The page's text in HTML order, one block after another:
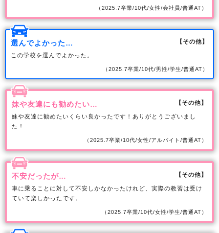
（2025.7卒業/10代/女性/会社員/普通AT）
選んでよかった…
【その他】
この学校を選んでよかった。
（2025.7卒業/10代/男性/学生/普通AT）
妹や友達にも勧めたい…
【その他】
妹や友達に勧めたいくらい良かったです！ありがとうございまし
た！
（2025.7卒業/10代/女性/アルバイト/普通AT）
不安だったが…
【その他】
車に乗ることに対して不安しかなかったけれど、実際の教習は受け
ていて楽しかったです。
（2025.7卒業/10代/女性/学生/普通AT）